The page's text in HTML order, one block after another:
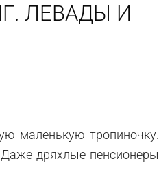
ЛЕВАДЫ И
маленькую тропиночку.
дряхлые пенсионеры